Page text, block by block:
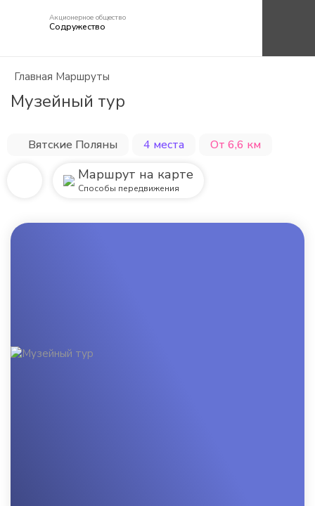
Акционерное общество
Содружество
Сайт АО "Содружество"
Главная Маршруты
Музейный тур
Вятские Поляны 4 места От 6,6 км
Маршрут на карте
Способы передвижения